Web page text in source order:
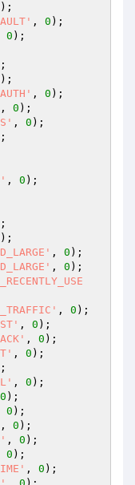
);
, 0 );
0 );
);
, 0 );
, 0 );
, 0 );
, 0 );
);
, 0 );
, 0 );
, 0 );
, 0 );
, 0 );
, 0 );
, 0 );
0 );
0 );
, 0 );
, 0 );
0 );
, 0 );